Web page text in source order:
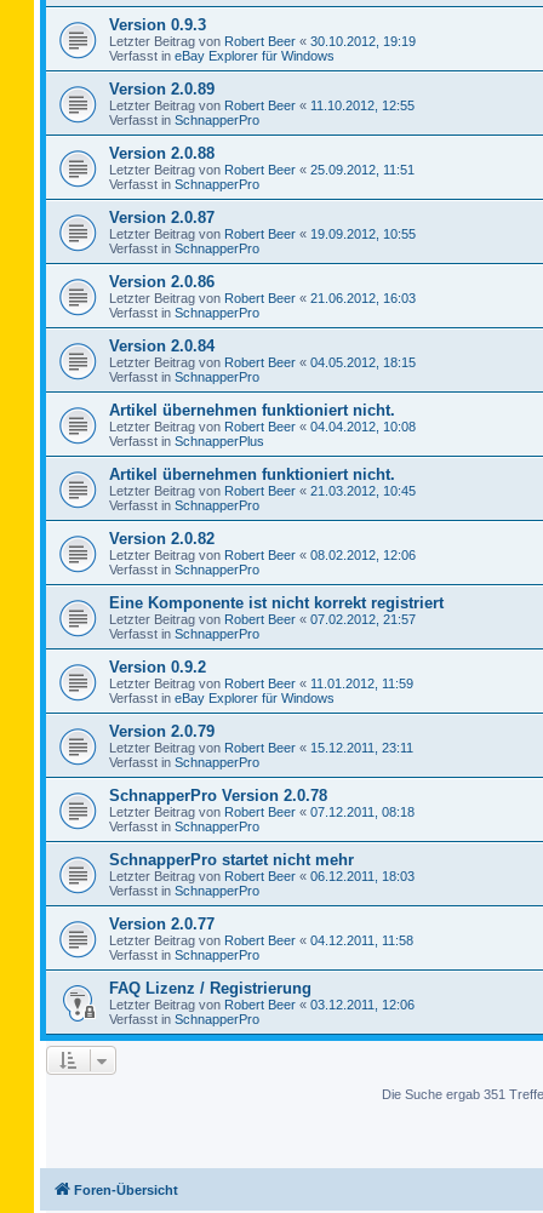
Version 0.9.3
Letzter Beitrag von Robert Beer « 30.10.2012, 19:19
Verfasst in eBay Explorer für Windows
Version 2.0.89
Letzter Beitrag von Robert Beer « 11.10.2012, 12:55
Verfasst in SchnapperPro
Version 2.0.88
Letzter Beitrag von Robert Beer « 25.09.2012, 11:51
Verfasst in SchnapperPro
Version 2.0.87
Letzter Beitrag von Robert Beer « 19.09.2012, 10:55
Verfasst in SchnapperPro
Version 2.0.86
Letzter Beitrag von Robert Beer « 21.06.2012, 16:03
Verfasst in SchnapperPro
Version 2.0.84
Letzter Beitrag von Robert Beer « 04.05.2012, 18:15
Verfasst in SchnapperPro
Artikel übernehmen funktioniert nicht.
Letzter Beitrag von Robert Beer « 04.04.2012, 10:08
Verfasst in SchnapperPlus
Artikel übernehmen funktioniert nicht.
Letzter Beitrag von Robert Beer « 21.03.2012, 10:45
Verfasst in SchnapperPro
Version 2.0.82
Letzter Beitrag von Robert Beer « 08.02.2012, 12:06
Verfasst in SchnapperPro
Eine Komponente ist nicht korrekt registriert
Letzter Beitrag von Robert Beer « 07.02.2012, 21:57
Verfasst in SchnapperPro
Version 0.9.2
Letzter Beitrag von Robert Beer « 11.01.2012, 11:59
Verfasst in eBay Explorer für Windows
Version 2.0.79
Letzter Beitrag von Robert Beer « 15.12.2011, 23:11
Verfasst in SchnapperPro
SchnapperPro Version 2.0.78
Letzter Beitrag von Robert Beer « 07.12.2011, 08:18
Verfasst in SchnapperPro
SchnapperPro startet nicht mehr
Letzter Beitrag von Robert Beer « 06.12.2011, 18:03
Verfasst in SchnapperPro
Version 2.0.77
Letzter Beitrag von Robert Beer « 04.12.2011, 11:58
Verfasst in SchnapperPro
FAQ Lizenz / Registrierung
Letzter Beitrag von Robert Beer « 03.12.2011, 12:06
Verfasst in SchnapperPro
Die Suche ergab 351
Foren-Übersicht